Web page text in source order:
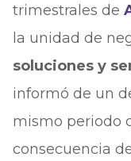
trimestrales de
la unidad de
soluciones y
informó de un
mismo periodo
consecuencia